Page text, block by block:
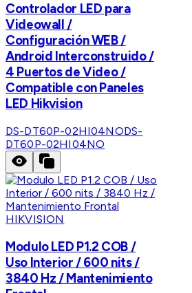
Controlador LED para
Videowall /
Configuración WEB /
Android Interconstruido /
4 Puertos de Video /
Compatible con Paneles
LED Hikvision
DS-DT60P-02HI04NODS-
DT60P-02HI04NO
HIKVISION
Modulo LED P1.2 COB /
Uso Interior / 600 nits /
3840 Hz / Mantenimiento